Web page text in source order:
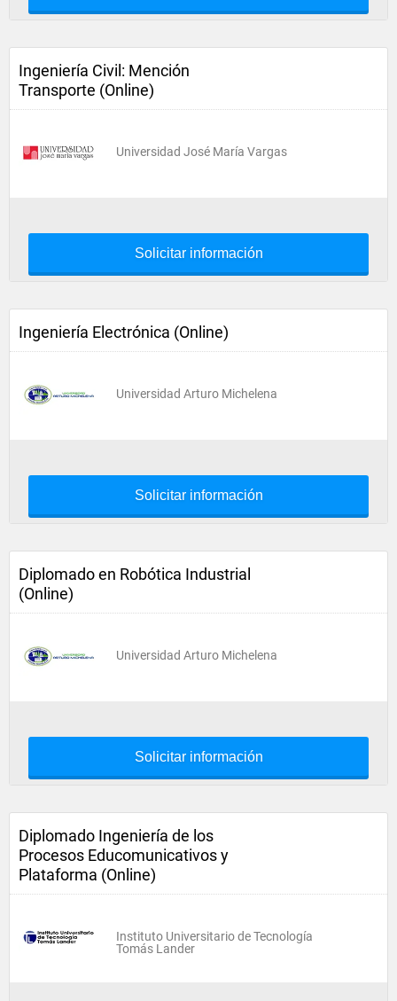
Ingeniería Civil: Mención
Transporte (Online)
Universidad José María Vargas
Solicitar información
Ingeniería Electrónica (Online)
Universidad Arturo Michelena
Solicitar información
Diplomado en Robótica Industrial
(Online)
Universidad Arturo Michelena
Solicitar información
Diplomado Ingeniería de los
Procesos Educomunicativos y
Plataforma (Online)
Instituto Universitario de Tecnología
Tomás Lander